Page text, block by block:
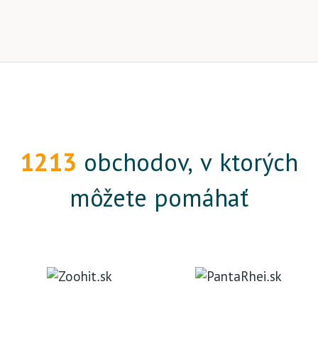
1213 obchodov, v ktorých
môžete pomáhať